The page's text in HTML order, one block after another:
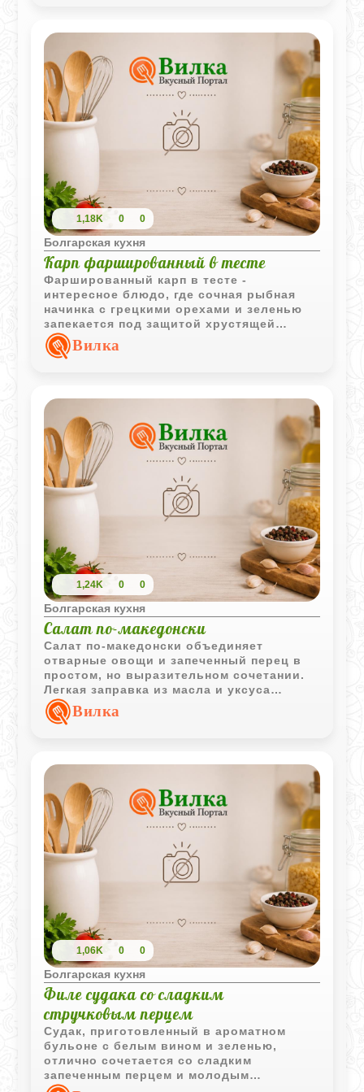
1,18K 0 0
Болгарская кухня
Карп фаршированный в тесте
Фаршированный карп в тесте -
интересное блюдо, где сочная рыбная
начинка с грецкими орехами и зеленью
запекается под защитой хрустящей
оболочки. Такой способ приготовления
помогает сохранить насыщенный вкус и
Вилка
1,24K 0 0
Болгарская кухня
Салат по-македонски
Салат по-македонски объединяет
отварные овощи и запеченный перец в
простом, но выразительном сочетании.
Легкая заправка из масла и уксуса
подчеркивает натуральный вкус
ингредиентов и делает блюдо особенно
Вилка
1,06K 0 0
Болгарская кухня
Филе судака со сладким
стручковым перцем
Судак, приготовленный в ароматном
бульоне с белым вином и зеленью,
отлично сочетается со сладким
запеченным перцем и молодым